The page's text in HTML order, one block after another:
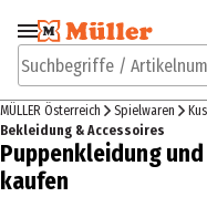
Zur Navigation
springen
Suchbegriffe /
MÜLLER Österreich Spielwaren
Bekleidung & Accessoires
Puppenkleidung
kaufen